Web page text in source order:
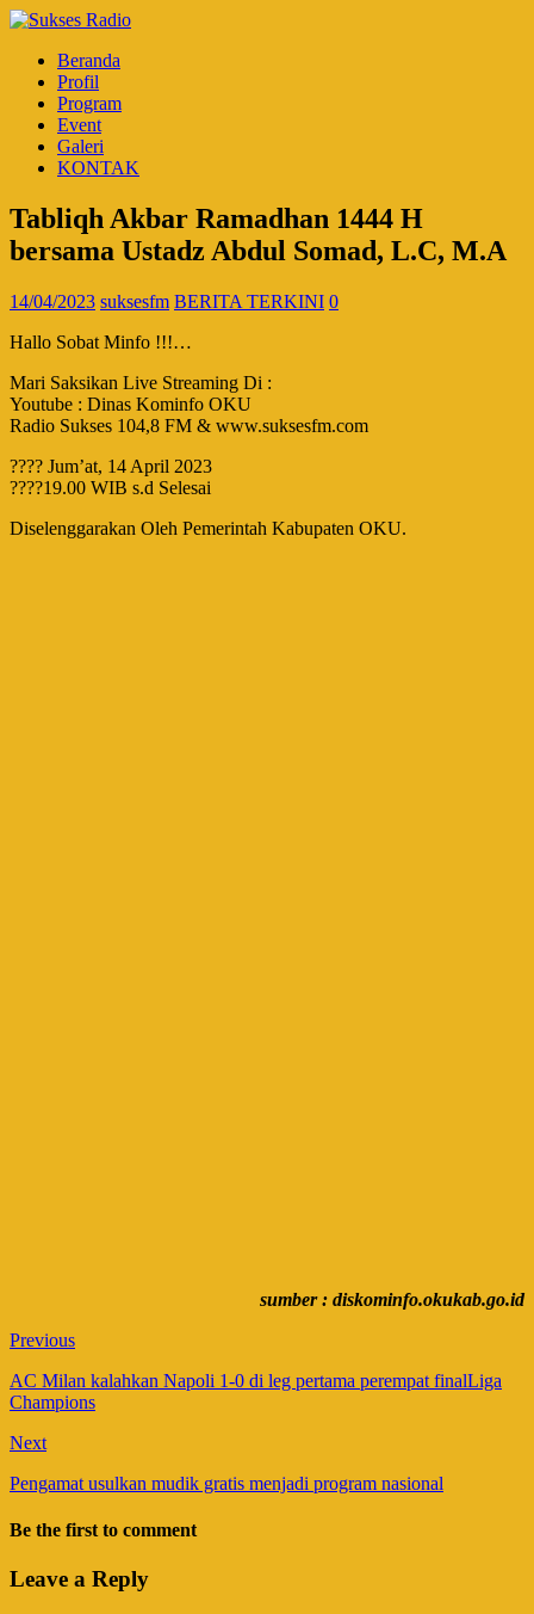
Beranda
Profil
Program
Event
Galeri
KONTAK
Tabliqh Akbar Ramadhan 1444 H
bersama Ustadz Abdul Somad, L.C, M.A
14/04/2023 suksesfm BERITA TERKINI 0
Hallo Sobat Minfo !!!…
Mari Saksikan Live Streaming Di :
Youtube : Dinas Kominfo OKU
Radio Sukses 104,8 FM & www.suksesfm.com
???? Jum’at, 14 April 2023
????19.00 WIB s.d Selesai
Diselenggarakan Oleh Pemerintah Kabupaten OKU.
sumber : diskominfo.okukab.go.id
Previous
AC Milan kalahkan Napoli 1-0 di leg pertama perempat finalLiga
Champions
Next
Pengamat usulkan mudik gratis menjadi program nasional
Be the first to comment
Leave a Reply